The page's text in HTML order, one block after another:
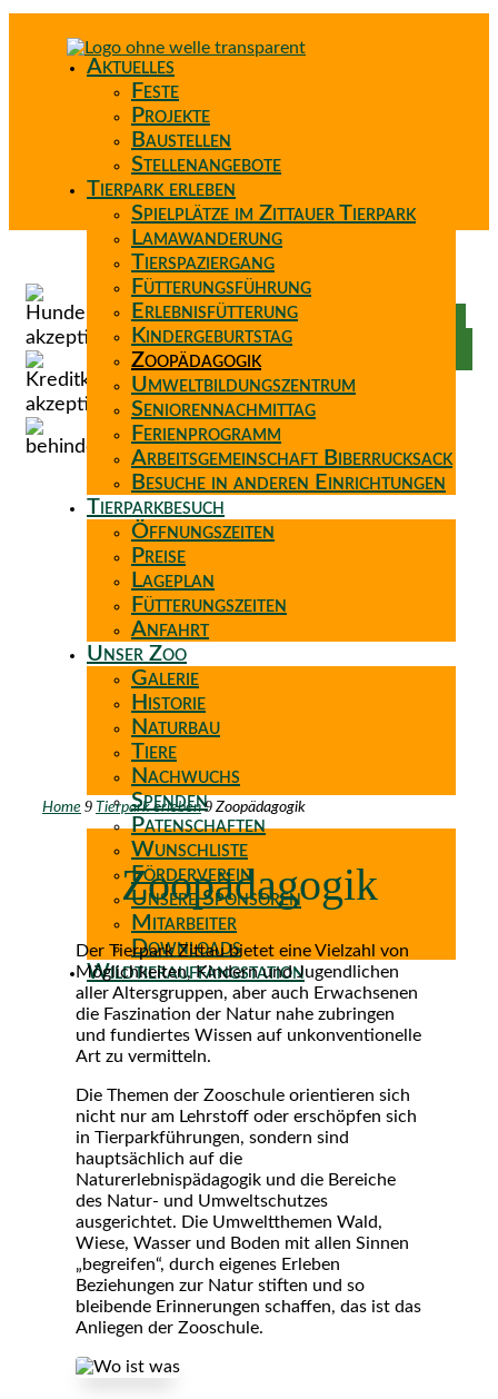
Aktuelles
Feste
Projekte
Baustellen
Stellenangebote
Tierpark erleben
Spielplätze im Zittauer Tierpark
Lamawanderung
Tierspaziergang
Fütterungsführung
Erlebnisfütterung
Kindergeburtstag
Zoopädagogik
Umweltbildungszentrum
Seniorennachmittag
Ferienprogramm
Arbeitsgemeinschaft Biberrucksack
Besuche in anderen Einrichtungen
Tierparkbesuch
Öffnungszeiten
Preise
Lageplan
Fütterungszeiten
Anfahrt
Unser Zoo
Galerie
Historie
Naturbau
Tiere
Nachwuchs
Spenden
Patenschaften
Wunschliste
Förderverein
Unsere Sponsoren
Mitarbeiter
Downloads
Wildtierauffangstation
Home 9 Tierpark erleben 9 Zoopädagogik
Zoopädagogik
Der Tierpark Zittau bietet eine Vielzahl von
Möglichkeiten, Kindern und Jugendlichen
aller Altersgruppen, aber auch Erwachsenen
die Faszination der Natur nahe zubringen
und fundiertes Wissen auf unkonventionelle
Art zu vermitteln.
Die Themen der Zooschule orientieren sich
nicht nur am Lehrstoff oder erschöpfen sich
in Tierparkführungen, sondern sind
hauptsächlich auf die
Naturerlebnispädagogik und die Bereiche
des Natur- und Umweltschutzes
ausgerichtet. Die Umweltthemen Wald,
Wiese, Wasser und Boden mit allen Sinnen
„begreifen“, durch eigenes Erleben
Beziehungen zur Natur stiften und so
bleibende Erinnerungen schaffen, das ist das
Anliegen der Zooschule.